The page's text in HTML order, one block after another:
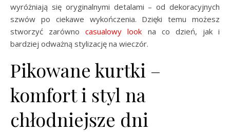
wyróżniają się oryginalnymi detalami – od dekoracyjnych
szwów po ciekawe wykończenia. Dzięki temu możesz
stworzyć zarównocasualowy look na co dzień, jak i
bardziej odważną stylizację na wieczór.
Pikowane kurtki –
komfort i styl na
chłodniejsze dni